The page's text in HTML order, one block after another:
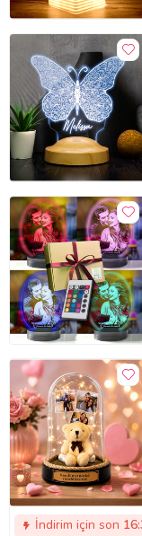
İndirim için son